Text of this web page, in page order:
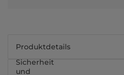
Produktdetails
Sicherheit
und